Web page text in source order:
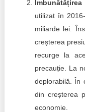
utilizat în
miliarde lei.
creșterea
recurge la
precauție. La
deplorabilă. În
din creșterea
economie.